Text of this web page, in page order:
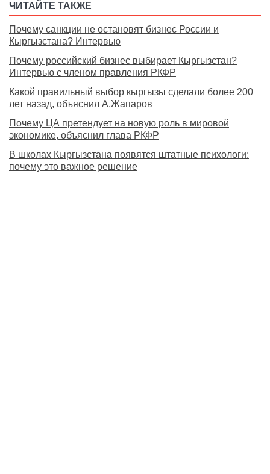
ЧИТАЙТЕ ТАКЖЕ
Почему санкции не остановят бизнес России и
Кыргызстана? Интервью
Почему российский бизнес выбирает Кыргызстан?
Интервью с членом правления РКФР
Какой правильный выбор кыргызы сделали более 200
лет назад, объяснил А.Жапаров
Почему ЦА претендует на новую роль в мировой
экономике, объяснил глава РКФР
В школах Кыргызстана появятся штатные психологи:
почему это важное решение